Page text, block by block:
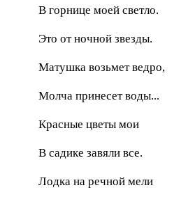
В горнице моей светло.
Это от ночной звезды.
Матушка возьмет ведро,
Молча принесет воды...
Красные цветы мои
В садике завяли все.
Лодка на речной мели